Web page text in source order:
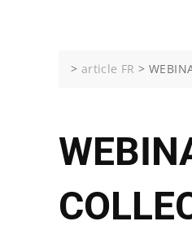
> article FR >